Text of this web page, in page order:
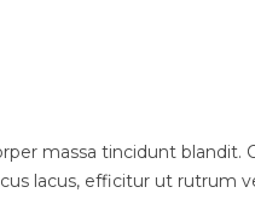
massa tincidunt
lacus, efficitur ut rutrum